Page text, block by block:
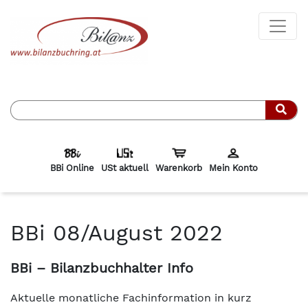
BBi Online USt aktuell Warenkorb Mein Konto
BBi 08/August 2022
BBi – Bilanzbuchhalter Info
Aktuelle monatliche Fachinformation in kurz